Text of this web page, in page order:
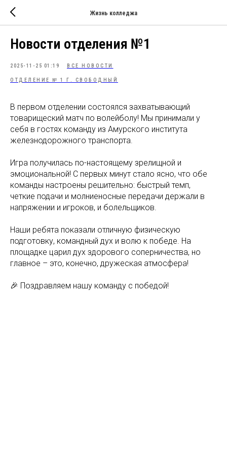
Жизнь колледжа
Новости отделения №1
2025-11-25 01:19 ВСЕ НОВОСТИ
ОТДЕЛЕНИЕ № 1 Г. СВОБОДНЫЙ
В первом отделении состоялся захватывающий
товарищеский матч по волейболу! Мы принимали у
себя в гостях команду из Амурского института
железнодорожного транспорта.
Игра получилась по-настоящему зрелищной и
эмоциональной! С первых минут стало ясно, что обе
команды настроены решительно: быстрый темп,
четкие подачи и молниеносные передачи держали в
напряжении и игроков, и болельщиков.
Наши ребята показали отличную физическую
подготовку, командный дух и волю к победе. На
площадке царил дух здорового соперничества, но
главное – это, конечно, дружеская атмосфера!
🎉 Поздравляем нашу команду с победой!